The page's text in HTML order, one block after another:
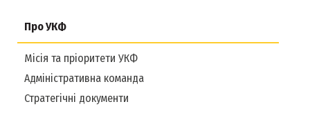
Про УКФ
Місія та пріоритети УКФ
Адміністративна команда
Стратегічні документи